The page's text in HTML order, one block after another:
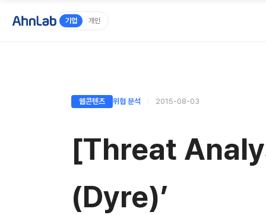
기업 개인
웹콘텐츠 위협 분석 2015-08-03
[Threat
(Dyre)’